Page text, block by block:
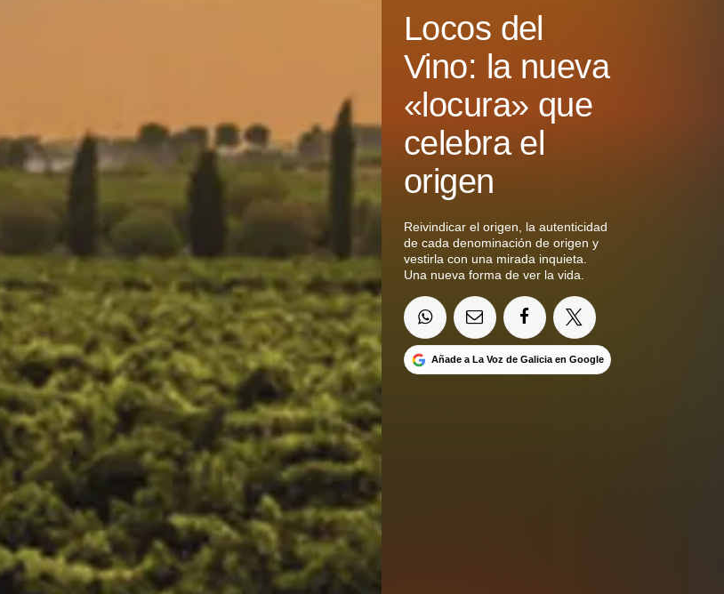
Locos del
Vino: la nueva
«locura» que
celebra el
origen
Reivindicar el origen, la autenticidad
de cada denominación de origen y
vestirla con una mirada inquieta.
Una nueva forma de ver la vida.
Añade a La Voz de Galicia en Google